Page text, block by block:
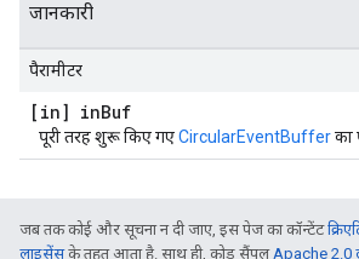
जानकारी
पैरामीटर
[in] inBuf
पूरी तरह शुरू किए गएCircularEventBufferका
जब तक कोई और सूचना न दी जाए, इस पेज का कॉन्टेंट
लाइसेंसके तहत आता है. साथ ही, कोड सैंपलApache 2.0